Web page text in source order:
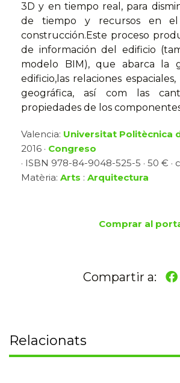
3D y en tiempo real, para
de tiempo y recursos en
construcción.Este proceso
de información del edificio
modelo BIM), que abarca la
edificio,las relaciones
geográfica, así com las
propiedades de los
Valencia: Universitat Politècnica
2016 · Congreso
· ISBN 978-84-9048-525-5 · 50 € ·
Matèria: Arts : Arquitectura
Comprar al
Compartir a:
Relacionats